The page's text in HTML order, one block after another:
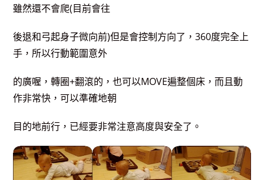
雖然還不會爬(目前會往
後退和弓起身子微向前)但是會控制方向了，360度完全上
手，所以行動範圍意外
的廣喔，轉圈+翻滾的，也可以MOVE遍整個床，而且動
作非常快，可以準確地朝
目的地前行，已經要非常注意高度與安全了。